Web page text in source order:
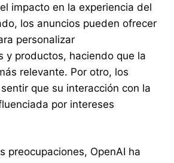
impacto en la experiencia del
los anuncios pueden ofrecer
personalizar
y productos, haciendo que la
relevante. Por otro, los
que su interacción con la
por intereses
preocupaciones, OpenAI ha